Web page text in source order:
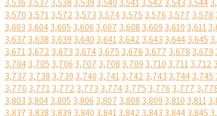
3,536 3,537 3,538 3,539 3,540 3,5413,542 3,543 3,544
3,570 3,5713,572 3,573 3,5743,575 3,576 3,577 3,578
3,603 3,6043,605 3,606 3,607 3,608 3,609 3,610 3,611
3,637 3,638 3,639 3,640 3,6413,642 3,643 3,6443,645
3,6713,672 3,673 3,6743,675 3,676 3,677 3,678 3,679
3,7043,705 3,706 3,707 3,708 3,709 3,710 3,7113,712
3,737 3,738 3,739 3,740 3,7413,742 3,743 3,7443,745
3,770 3,7713,772 3,773 3,7743,775 3,776 3,777
3,803 3,8043,805 3,806 3,807 3,808 3,809 3,810 3,811
3,837 3,838 3,839 3,840 3,8413,842 3,843 3,8443,845